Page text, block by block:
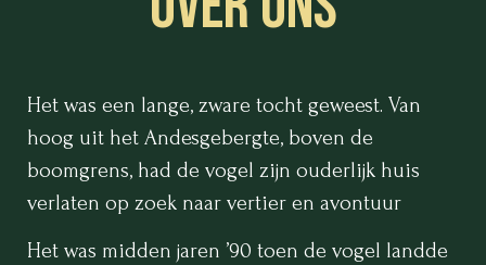
Het was een lange, zware tocht geweest. Van
hoog uit het Andesgebergte, boven de
boomgrens, had de vogel zijn ouderlijk huis
verlaten op zoek naar vertier en avontuur
Het was midden jaren ’90 toen de vogel landde